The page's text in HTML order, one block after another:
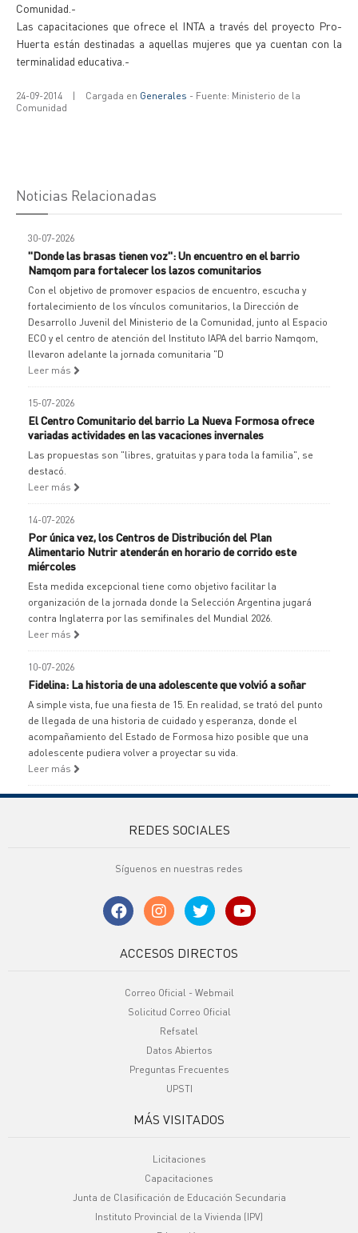
Comunidad.-
Las capacitaciones que ofrece el INTA a través del proyecto Pro-
Huerta están destinadas a aquellas mujeres que ya cuentan con la
terminalidad educativa.-
24-09-2014 | Cargada en Generales - Fuente: Ministerio de la
Comunidad
Noticias Relacionadas
30-07-2026
"Donde las brasas tienen voz": Un encuentro en el barrio
Namqom para fortalecer los lazos comunitarios
Con el objetivo de promover espacios de encuentro, escucha y
fortalecimiento de los vínculos comunitarios, la Dirección de
Desarrollo Juvenil del Ministerio de la Comunidad, junto al Espacio
ECO y el centro de atención del Instituto IAPA del barrio Namqom,
llevaron adelante la jornada comunitaria "D
Leer más
15-07-2026
El Centro Comunitario del barrio La Nueva Formosa ofrece
variadas actividades en las vacaciones invernales
Las propuestas son "libres, gratuitas y para toda la familia", se
destacó.
Leer más
14-07-2026
Por única vez, los Centros de Distribución del Plan
Alimentario Nutrir atenderán en horario de corrido este
miércoles
Esta medida excepcional tiene como objetivo facilitar la
organización de la jornada donde la Selección Argentina jugará
contra Inglaterra por las semifinales del Mundial 2026.
Leer más
10-07-2026
Fidelina: La historia de una adolescente que volvió a soñar
A simple vista, fue una fiesta de 15. En realidad, se trató del punto
de llegada de una historia de cuidado y esperanza, donde el
acompañamiento del Estado de Formosa hizo posible que una
adolescente pudiera volver a proyectar su vida.
Leer más
REDES SOCIALES
Síguenos en nuestras redes
ACCESOS DIRECTOS
Correo Oficial - Webmail
Solicitud Correo Oficial
Refsatel
Datos Abiertos
Preguntas Frecuentes
UPSTI
MÁS VISITADOS
Licitaciones
Capacitaciones
Junta de Clasificación de Educación Secundaria
Instituto Provincial de la Vivienda (IPV)